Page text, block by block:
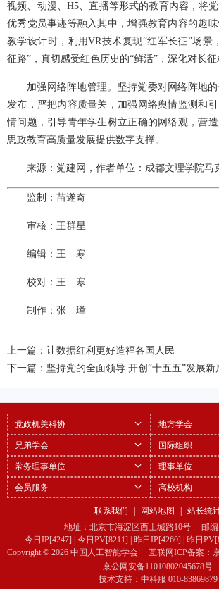
视频、动漫、H5、直播等形式的教育内容，将党
优秀党员事迹等融入其中，增强教育内容的趣
教学设计时，利用VR技术复现“红军长征”场景
征路”，真切感受红色历史的“鲜活”，深化对长征
加强网络阵地管理。坚持党委对网络阵地
发布，严把内容质量关，加强网络舆情监测和
情问题，引导青年学生树立正确的网络观，营
思政教育高质量发展提供数字支撑。
来源：党建网，作者单位：成都文理学院马
监制：苗遂奇
审核：王群星
编辑：王　寒
校对：王　寒
制作：张　璋
上一篇：让数据红利更好造福各国人民
下一篇：坚持党的全面领导 开创“十五五”发展新
党政机关科协 地方学会
兄弟学会 国际组织
常务理事单位 理事单位
会员服务 高校机构
联系我们 网站地图
站长统
地址：北京市海淀区西土城路10号 邮编
今日IP[4247] | 今日PV[8211] | 昨日IP[4260] | 昨日
Copyright © 2026 中国人工智能学会 互联网ICP备案：
京公网安备11010802045678号
技术支持： 中科服 010-83869879